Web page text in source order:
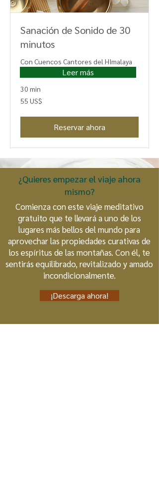
Sanación de Sonido de 30
minutos
Con Cuencos Cantores del HImalaya
30 min
dólares
55 US$
Reservar ahora
Leer más
¿Quieres empezar el viaje ahora
mismo?
Comienza con este viaje meditativo
gratuito que te llevará a uno de los
lugares más bellos del mundo para
aprovechar las propiedades curativas de
los espíritus de las montañas. Con él, te
sentirás equilibrado, revitalizado y amado
incondicionalmente.
¡Descarga ahora!